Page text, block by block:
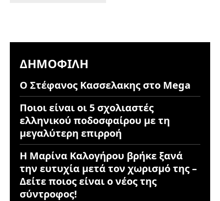
ΔΗΜΟΦΙΛΉ
Ο Στέφανος Κασσελακης στο Mega
Ποιοι είναι οι 5 σχολιαστές
ελληνικού ποδοσφαίρου με τη
μεγαλύτερη επιρροή
Η Μαρίνα Καλογήρου βρήκε ξανά
την ευτυχία μετά τον χωρισμό της –
Δείτε ποιος είναι ο νέος της
σύντροφος!